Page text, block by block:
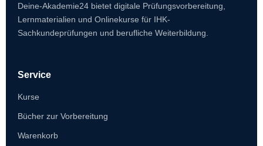
Deine-Akademie24 bietet digitale Prüfungsvorbereitung,
Lernmaterialien und Onlinekurse für IHK-
Sachkundeprüfungen und berufliche Weiterbildung.
Service
Kurse
Bücher zur Vorbereitung
Warenkorb